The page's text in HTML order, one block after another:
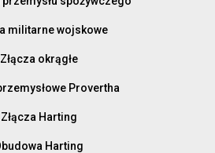
militarne wojskowe
Złącza okrągłe
Provertha
Złącza Harting
Harting